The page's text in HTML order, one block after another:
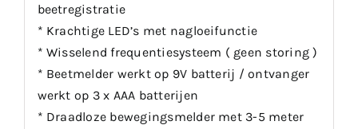
beetregistratie
* Krachtige LED’s met nagloeifunctie
* Wisselend frequentiesysteem ( geen storing )
* Beetmelder werkt op 9V batterij / ontvanger
werkt op 3 x AAA batterijen
* Draadloze bewegingsmelder met 3-5 meter